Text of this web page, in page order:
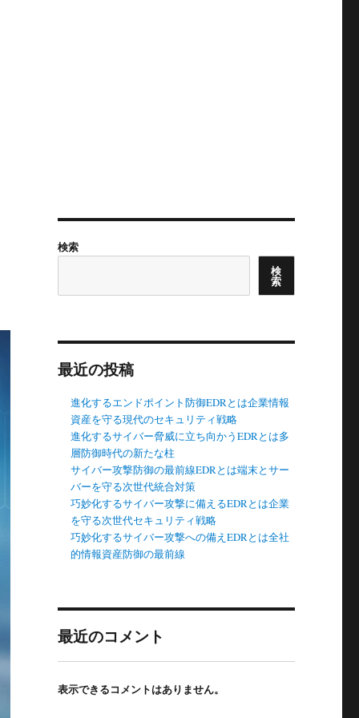
検索
検
索
最近の投稿
進化するエンドポイント防御EDRとは企業情報
資産を守る現代のセキュリティ戦略
進化するサイバー脅威に立ち向かうEDRとは多
層防御時代の新たな柱
サイバー攻撃防御の最前線EDRとは端末とサー
バーを守る次世代統合対策
巧妙化するサイバー攻撃に備えるEDRとは企業
を守る次世代セキュリティ戦略
巧妙化するサイバー攻撃への備えEDRとは全社
的情報資産防御の最前線
最近のコメント
表示できるコメントはありません。